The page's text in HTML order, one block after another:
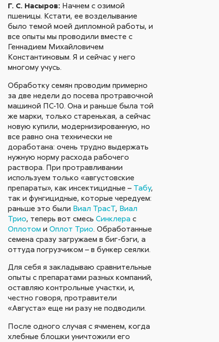
Г. С. Насыров: Начнем с озимой
пшеницы. Кстати, ее возделывание
было темой моей дипломной работы, и
все опыты мы проводили вместе с
Геннадием Михайловичем
Константиновым. Я и сейчас у него
многому учусь.
Обработку семян проводим примерно
за две недели до посева протравочной
машиной ПС-10. Она и раньше была той
же марки, только старенькая, а сейчас
новую купили, модернизированную, но
все равно она технически не
доработана: очень трудно выдержать
нужную норму расхода рабочего
раствора. При протравливании
используем только «августовские
препараты», как инсектицидные – Табу,
так и фунгицидные, которые чередуем:
раньше это были Виал ТрасТ, Виал
Трио, теперь вот смесьСинклера с
Оплотом иОплот Трио. Обработанные
семена сразу загружаем в биг-бэги, а
оттуда погрузчиком – в бункер сеялки.
Для себя я закладываю сравнительные
опыты с препаратами разных компаний,
оставляю контрольные участки, и,
честно говоря, протравители
«Августа» еще ни разу не подводили.
После одного случая с ячменем, когда
хлебные блошки уничтожили его